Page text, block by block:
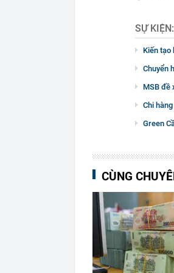
SỰ KIỆN:
Kiến tạo
Chuyển
MSB đề
Chi
Green
CÙNG